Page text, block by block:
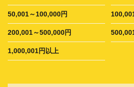
50,001～100,000円
200,001～500,000円
1,000,001円以上